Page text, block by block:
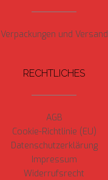
Verpackungen und Versand
RECHTLICHES
AGB
Cookie-Richtlinie (EU)
Datenschutzerklärung
Impressum
Widerrufsrecht